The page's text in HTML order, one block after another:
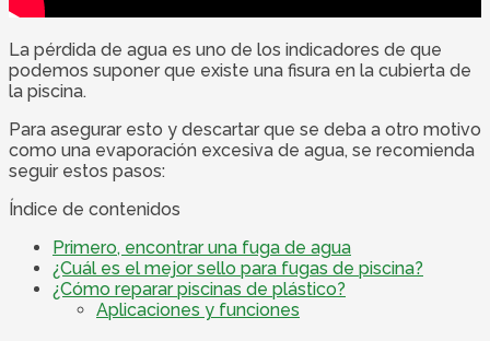
La pérdida de agua es uno de los indicadores de que
podemos suponer que existe una fisura en la cubierta de
la piscina.
Para asegurar esto y descartar que se deba a otro motivo
como una evaporación excesiva de agua, se recomienda
seguir estos pasos:
Índice de contenidos
Primero, encontrar una fuga de agua
¿Cuál es el mejor sello para fugas de piscina?
¿Cómo reparar piscinas de plástico?
Aplicaciones y funciones